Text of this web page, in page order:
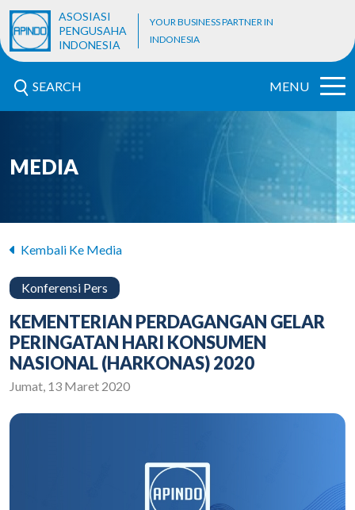
ASOSIASI
PENGUSAHA
INDONESIA
YOUR BUSINESS PARTNER IN
INDONESIA
SEARCH MENU
MEDIA
Kembali Ke Media
Konferensi Pers
KEMENTERIAN PERDAGANGAN GELAR
PERINGATAN HARI KONSUMEN
NASIONAL (HARKONAS) 2020
Jumat, 13 Maret 2020